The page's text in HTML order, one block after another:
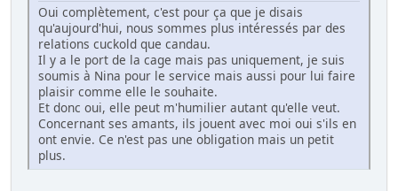
Oui complètement, c'est pour ça que je disais
qu'aujourd'hui, nous sommes plus intéressés par des
relations cuckold que candau.
Il y a le port de la cage mais pas uniquement, je suis
soumis à Nina pour le service mais aussi pour lui faire
plaisir comme elle le souhaite.
Et donc oui, elle peut m'humilier autant qu'elle veut.
Concernant ses amants, ils jouent avec moi oui s'ils en
ont envie. Ce n'est pas une obligation mais un petit
plus.